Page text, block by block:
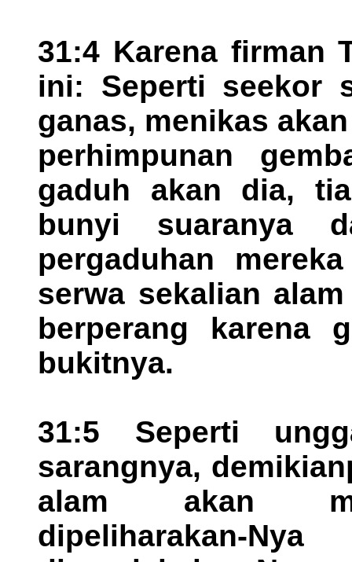
31:4 Karena firman
ini: Seperti seekor
ganas, menikas
perhimpunan
gaduh akan dia,
bunyi suaranya
pergaduhan
serwa sekalian
berperang karena
bukitnya.
31:5 Seperti
sarangnya,
alam akan
dipeliharakan-